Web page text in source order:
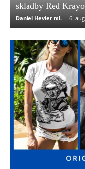
skladby Red
Daniel Hevier ml. - 6.